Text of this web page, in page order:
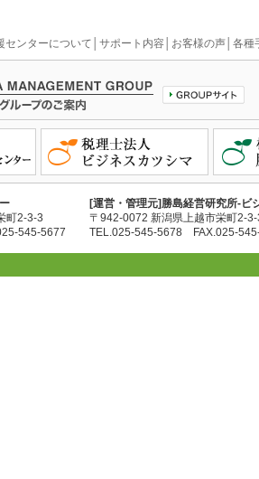
センターについて サポート内容 お客様の声 各種
町2-3-3
545-5677
[運営・管理元]勝島経営研究所-ビ
〒942-0072 新潟県上越市栄町2-
TEL.025-545-5678 FAX.025-